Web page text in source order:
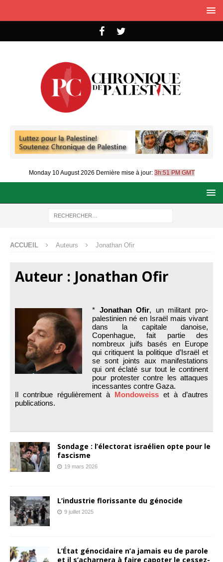
Monday 10 August 2026 Dernière mise à jour: 3h:51 PM GMT
ACCUEIL Auteurs Jonathan Ofir
Auteur : Jonathan Ofir
* Jonathan Ofir, un militant pro-
palestinien né en Israël mais vivant
dans la capitale danoise,
Copenhague, fait partie des
nombreux juifs basés en Europe
qui critiquent la politique d’Israël et
se sont joints aux manifestations
qui ont éclaté sur tout le continent
pour protester contre les attaques
incessantes contre Gaza.
Il contribue régulièrement à Mondoweiss et à d’autres
publications.
Sondage : l’électorat israélien opte pour le
fascisme
19 mars 2026
L’industrie florissante du génocide
9 juillet 2025
L’État génocidaire n’a jamais eu de parole
et il s’acharnera à faire capoter le cessez-